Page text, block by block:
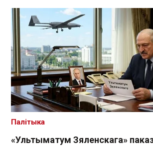
«Ультыматум Зяленскага»
Палітыка